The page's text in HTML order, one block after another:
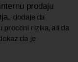
prodaju
dodaje da
proceni rizika, ali da
da je